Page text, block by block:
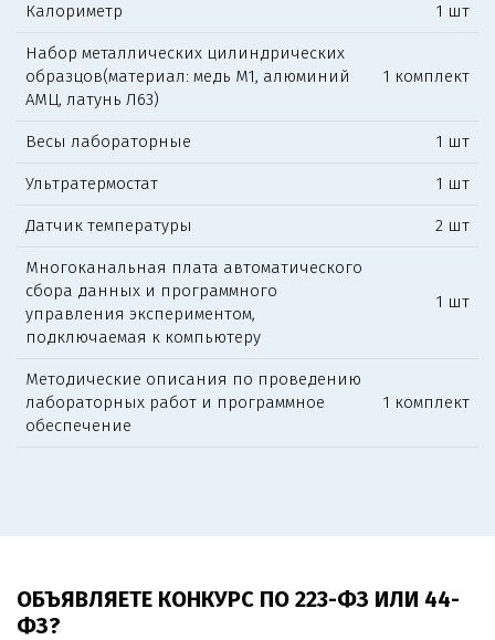
Калориметр 1 шт
Набор металлических цилиндрических
образцов(материал: медь М1, алюминий
АМЦ, латунь Л63)
1 комплект
Весы лабораторные 1 шт
Ультратермостат 1 шт
Датчик температуры 2 шт
Многоканальная плата автоматического
сбора данных и программного
управления экспериментом,
подключаемая к компьютеру
1 шт
Методические описания по проведению
лабораторных работ и программное
обеспечение
1 комплект
ОБЪЯВЛЯЕТЕ КОНКУРС ПО 223-ФЗ ИЛИ 44-
ФЗ?